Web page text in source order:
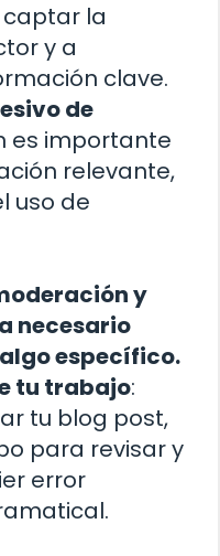
captar la
y a
clave.
de
es importante
relevante,
uso de
y
necesario
específico.
tu trabajo:
tu blog post,
para revisar y
error